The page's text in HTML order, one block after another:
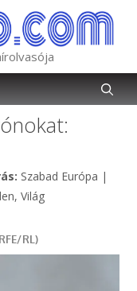
Kategória
Szabad Európa |
, Világ